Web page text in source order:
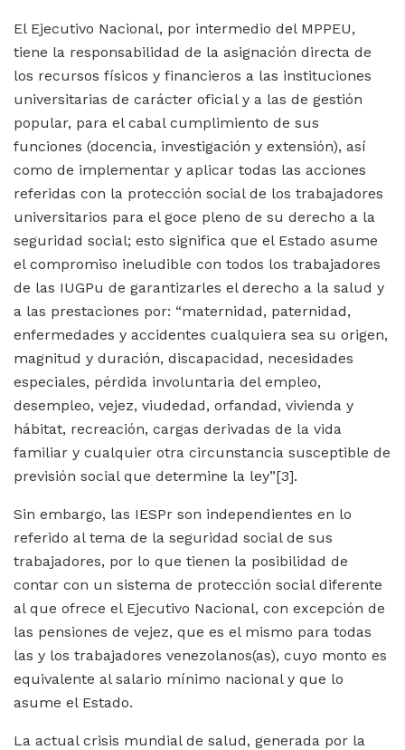
El Ejecutivo Nacional, por intermedio del MPPEU,
tiene la responsabilidad de la asignación directa de
los recursos físicos y financieros a las instituciones
universitarias de carácter oficial y a las de gestión
popular, para el cabal cumplimiento de sus
funciones (docencia, investigación y extensión), así
como de implementar y aplicar todas las acciones
referidas con la protección social de los trabajadores
universitarios para el goce pleno de su derecho a la
seguridad social; esto significa que el Estado asume
el compromiso ineludible con todos los trabajadores
de las IUGPu de garantizarles el derecho a la salud y
a las prestaciones por: “maternidad, paternidad,
enfermedades y accidentes cualquiera sea su origen,
magnitud y duración, discapacidad, necesidades
especiales, pérdida involuntaria del empleo,
desempleo, vejez, viudedad, orfandad, vivienda y
hábitat, recreación, cargas derivadas de la vida
familiar y cualquier otra circunstancia susceptible de
previsión social que determine la ley”[3].
Sin embargo, las IESPr son independientes en lo
referido al tema de la seguridad social de sus
trabajadores, por lo que tienen la posibilidad de
contar con un sistema de protección social diferente
al que ofrece el Ejecutivo Nacional, con excepción de
las pensiones de vejez, que es el mismo para todas
las y los trabajadores venezolanos(as), cuyo monto es
equivalente al salario mínimo nacional y que lo
asume el Estado.
La actual crisis mundial de salud, generada por la